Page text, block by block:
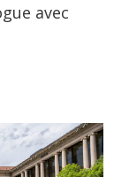
avec